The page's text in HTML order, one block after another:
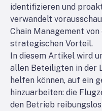
identifizieren und
verwandelt
Chain Management
strategischen Vorteil.
In diesem Artikel wird
allen Beteiligten in der
helfen können, auf ein
hinzuarbeiten: die
den Betrieb